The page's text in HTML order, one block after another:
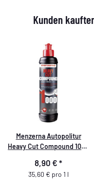
Kunden
Menzerna Autopolitur
Heavy Cut Compound 1000
8,90 € *
35,60 € pro 1 l